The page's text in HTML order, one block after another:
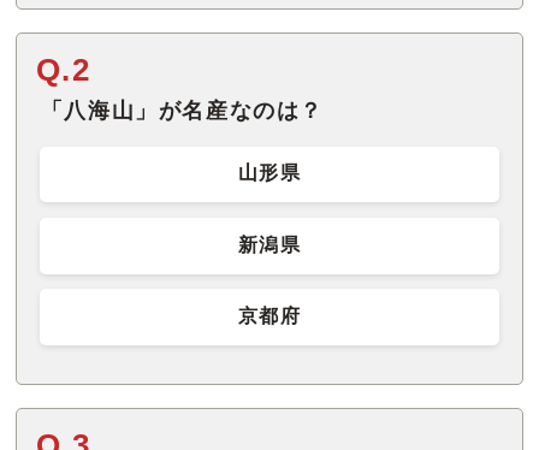
Q.2
「八海山」が名産なのは？
山形県
新潟県
京都府